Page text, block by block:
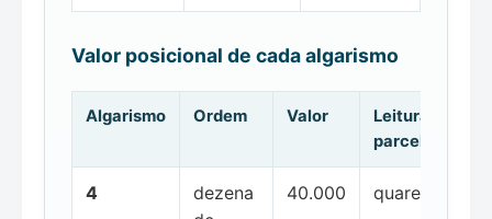
Valor posicional de cada algarismo
Algarismo Ordem Valor
Leitura da
parcela
4
dezena
40.000 quarenta mil